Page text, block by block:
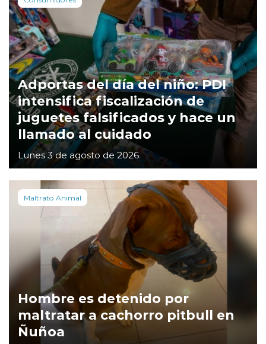
Adportas del día del niño: PDI
intensifica fiscalización de
juguetes falsificados y hace un
llamado al cuidado
Lunes 3 de agosto de 2026
Maltrato Animal
Hombre es detenido por
maltratar a cachorro pitbull en
Ñuñoa